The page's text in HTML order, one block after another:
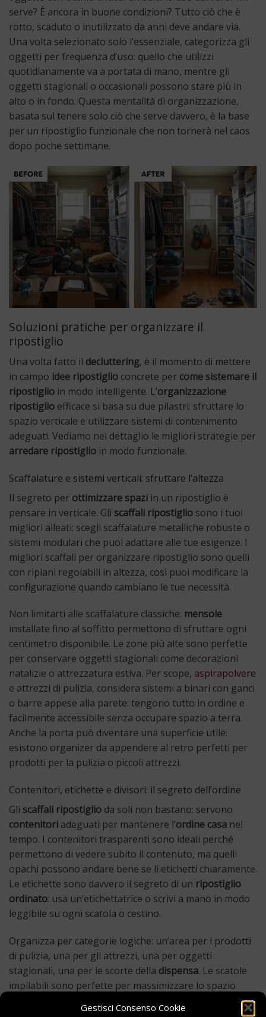
Gestisci Consenso Cookie
serve? È ancora in buone condizioni? Tutto ciò che è
rotto, scaduto o inutilizzato da anni deve andare via.
Una volta selezionato solo l’essenziale, categorizza gli
oggetti per frequenza d’uso: quello che utilizzi
quotidianamente va a portata di mano, mentre gli
oggetti stagionali o occasionali possono stare più in
alto o in fondo. Questa mentalità di organizzazione,
basata sul tenere solo ciò che serve davvero, è la base
per un ripostiglio funzionale che non tornerà nel caos
dopo poche settimane.
Soluzioni pratiche per organizzare il
ripostiglio
Una volta fatto il decluttering, è il momento di mettere
in campo idee ripostiglio concrete per come sistemare il
ripostiglio in modo intelligente. L’organizzazione
ripostiglio efficace si basa su due pilastri: sfruttare lo
spazio verticale e utilizzare sistemi di contenimento
adeguati. Vediamo nel dettaglio le migliori strategie per
arredare ripostiglio in modo funzionale.
Scaffalature e sistemi verticali: sfruttare l’altezza
Il segreto per ottimizzare spazi in un ripostiglio è
pensare in verticale. Gli scaffali ripostiglio sono i tuoi
migliori alleati: scegli scaffalature metalliche robuste o
sistemi modulari che puoi adattare alle tue esigenze. I
migliori scaffali per organizzare ripostiglio sono quelli
con ripiani regolabili in altezza, così puoi modificare la
configurazione quando cambiano le tue necessità.
Non limitarti alle scaffalature classiche: mensole
installate fino al soffitto permettono di sfruttare ogni
centimetro disponibile. Le zone più alte sono perfette
per conservare oggetti stagionali come decorazioni
natalizie o attrezzatura estiva. Per scope, aspirapolvere
e attrezzi di pulizia, considera sistemi a binari con ganci
o barre appese alla parete: tengono tutto in ordine e
facilmente accessibile senza occupare spazio a terra.
Anche la porta può diventare una superficie utile:
esistono organizer da appendere al retro perfetti per
prodotti per la pulizia o piccoli attrezzi.
Contenitori, etichette e divisori: il segreto dell’ordine
Gli scaffali ripostiglio da soli non bastano: servono
contenitori adeguati per mantenere l’ordine casa nel
tempo. I contenitori trasparenti sono ideali perché
permettono di vedere subito il contenuto, ma quelli
opachi possono andare bene se li etichetti chiaramente.
Le etichette sono davvero il segreto di un ripostiglio
ordinato: usa un’etichettatrice o scrivi a mano in modo
leggibile su ogni scatola o cestino.
Organizza per categorie logiche: un’area per i prodotti
di pulizia, una per gli attrezzi, una per oggetti
stagionali, una per le scorte della dispensa. Le scatole
impilabili sono perfette per massimizzare lo spazio
verticale, mentre i divisori per cassetti aiutano a tenere